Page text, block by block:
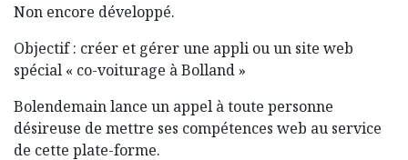
Non encore développé.
Objectif : créer et gérer une appli ou un site web
spécial « co-voiturage à Bolland »
Bolendemain lance un appel à toute personne
désireuse de mettre ses compétences web au service
de cette plate-forme.